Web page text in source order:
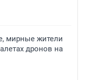
мирные жители
дронов на